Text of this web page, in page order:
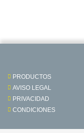
PRODUCTOS
AVISO LEGAL
PRIVACIDAD
CONDICIONES